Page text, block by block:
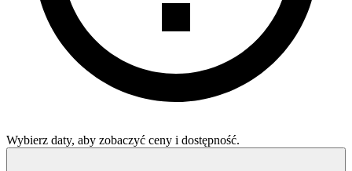
Wybierz daty, aby zobaczyć ceny i dostępność.